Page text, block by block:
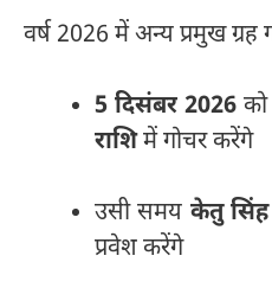
वर्ष 2026 में अन्य प्रमुख ग्रह
5 दिसंबर 2026को
राशिमें गोचर करेंगे
उसी समय केतु
प्रवेश करेंगे